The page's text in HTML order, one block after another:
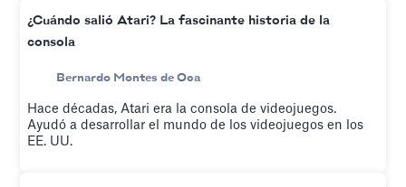
¿Cuándo salió Atari? La fascinante historia de la
consola
Bernardo Montes de Oca
Hace décadas, Atari era la consola de videojuegos.
Ayudó a desarrollar el mundo de los videojuegos en los
EE. UU.